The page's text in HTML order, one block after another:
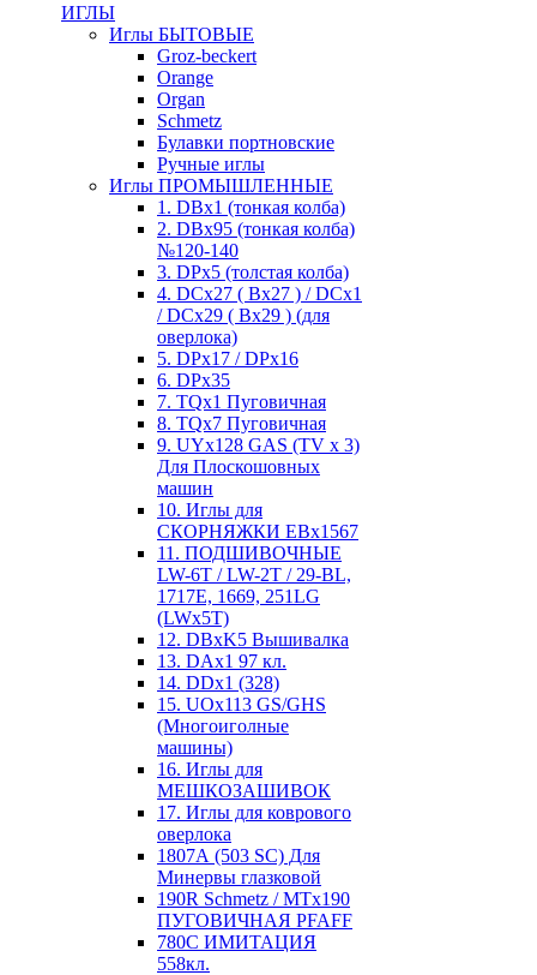
ИГЛЫ
Иглы БЫТОВЫЕ
Groz-beckert
Orange
Organ
Schmetz
Булавки портновские
Ручные иглы
Иглы ПРОМЫШЛЕННЫЕ
1. DBx1 (тонкая колба)
2. DBx95 (тонкая колба)
№120-140
3. DPx5 (толстая колба)
4. DCx27 ( Bx27 ) / DCx1
/ DCx29 ( Bx29 ) (для
оверлока)
5. DPx17 / DPx16
6. DPx35
7. TQx1 Пуговичная
8. TQx7 Пуговичная
9. UYx128 GAS (TV x 3)
Для Плоскошовных
машин
10. Иглы для
СКОРНЯЖКИ EBx1567
11. ПОДШИВОЧНЫЕ
LW-6T / LW-2T / 29-BL,
1717E, 1669, 251LG
(LWx5T)
12. DBxK5 Вышивалка
13. DAx1 97 кл.
14. DDx1 (328)
15. UOx113 GS/GHS
(Многоиголные
машины)
16. Иглы для
МЕШКОЗАШИВОК
17. Иглы для коврового
оверлока
1807А (503 SC) Для
Минервы глазковой
190R Schmetz / MTx190
ПУГОВИЧНАЯ PFAFF
780С ИМИТАЦИЯ
558кл.